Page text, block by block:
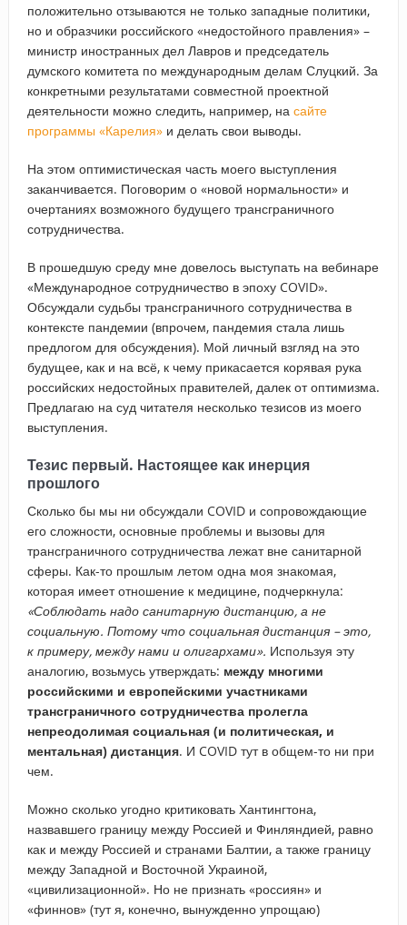
положительно отзываются не только западные политики,
но и образчики российского «недостойного правления» –
министр иностранных дел Лавров и председатель
думского комитета по международным делам Слуцкий. За
конкретными результатами совместной проектной
деятельности можно следить, например, на сайте
программы «Карелия»и делать свои выводы.
На этом оптимистическая часть моего выступления
заканчивается. Поговорим о «новой нормальности» и
очертаниях возможного будущего трансграничного
сотрудничества.
В прошедшую среду мне довелось выступать на вебинаре
«Международное сотрудничество в эпоху COVID».
Обсуждали судьбы трансграничного сотрудничества в
контексте пандемии (впрочем, пандемия стала лишь
предлогом для обсуждения). Мой личный взгляд на это
будущее, как и на всё, к чему прикасается корявая рука
российских недостойных правителей, далек от оптимизма.
Предлагаю на суд читателя несколько тезисов из моего
выступления.
Тезис первый. Настоящее как инерция
прошлого
Сколько бы мы ни обсуждали COVID и сопровождающие
его сложности, основные проблемы и вызовы для
трансграничного сотрудничества лежат вне санитарной
сферы. Как-то прошлым летом одна моя знакомая,
которая имеет отношение к медицине, подчеркнула:
«Соблюдать надо санитарную дистанцию, а не
социальную. Потому что социальная дистанция – это,
к примеру, между нами и олигархами». Используя эту
аналогию, возьмусь утверждать: между многими
российскими и европейскими участниками
трансграничного сотрудничества пролегла
непреодолимая социальная (и политическая, и
ментальная) дистанция. И COVID тут в общем-то ни при
чем.
Можно сколько угодно критиковать Хантингтона,
назвавшего границу между Россией и Финляндией, равно
как и между Россией и странами Балтии, а также границу
между Западной и Восточной Украиной,
«цивилизационной». Но не признать «россиян» и
«финнов» (тут я, конечно, вынужденно упрощаю)